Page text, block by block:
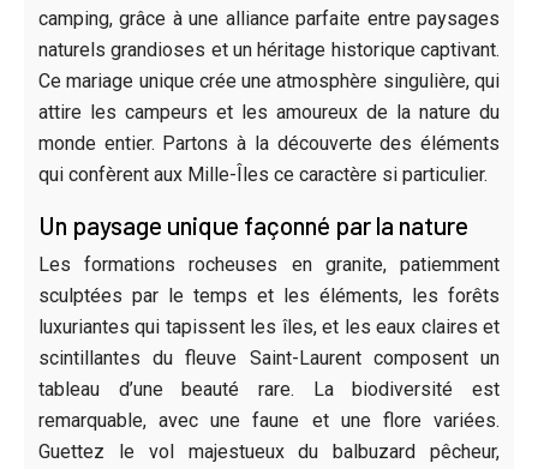
camping, grâce à une alliance parfaite entre paysages
naturels grandioses et un héritage historique captivant.
Ce mariage unique crée une atmosphère singulière, qui
attire les campeurs et les amoureux de la nature du
monde entier. Partons à la découverte des éléments
qui confèrent aux Mille-Îles ce caractère si particulier.
Un paysage unique façonné par la nature
Les formations rocheuses en granite, patiemment
sculptées par le temps et les éléments, les forêts
luxuriantes qui tapissent les îles, et les eaux claires et
scintillantes du fleuve Saint-Laurent composent un
tableau d’une beauté rare. La biodiversité est
remarquable, avec une faune et une flore variées.
Guettez le vol majestueux du balbuzard pêcheur,